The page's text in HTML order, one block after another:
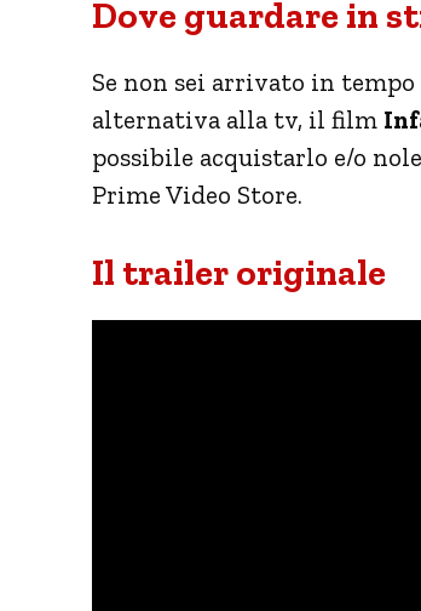
Dove guardare in
Se non sei arrivato in
alternativa alla tv, il film
possibile acquistarlo e/o
Prime Video Store.
Il trailer originale